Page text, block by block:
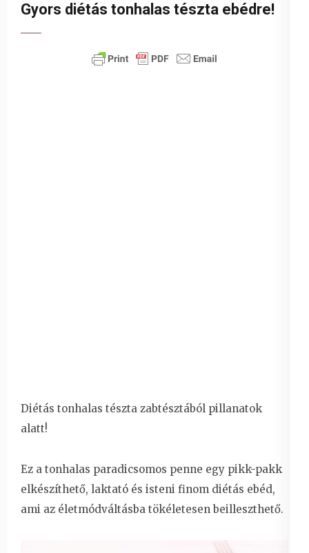
Gyors diétás tonhalas tészta ebédre!
Diétás tonhalas tészta zabtésztából pillanatok
alatt!
Ez a tonhalas paradicsomos penne egy pikk-pakk
elkészíthető, laktató és isteni finom diétás ebéd,
ami az életmódváltásba tökéletesen beilleszthető.